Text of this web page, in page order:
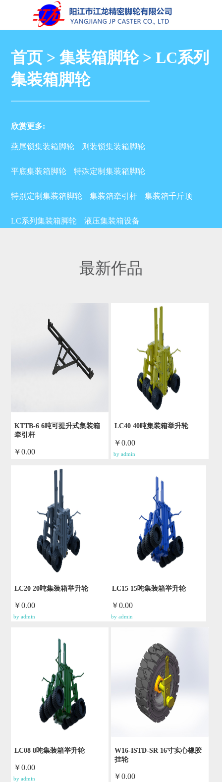
首页 >集装箱脚轮>LC系列
集装箱脚轮
欣赏更多:
燕尾锁集装箱脚轮 则装锁集装箱脚轮
平底集装箱脚轮 特殊定制集装箱脚轮
特别定制集装箱脚轮 集装箱牵引杆 集装箱千斤顶
LC系列集装箱脚轮 液压集装箱设备
最新作品
KTTB-6 6吨可提升式集装箱
牵引杆
￥0.00
LC40 40吨集装箱举升轮
￥0.00
by admin
LC20 20吨集装箱举升轮
￥0.00
by admin
LC15 15吨集装箱举升轮
￥0.00
by admin
LC08 8吨集装箱举升轮
￥0.00
by admin
W16-ISTD-SR 16寸实心橡胶
挂轮
￥0.00